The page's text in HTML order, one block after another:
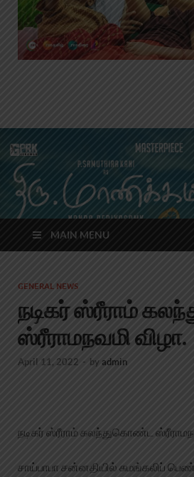
MAIN MENU
GENERAL NEWS
நடிகர் ஸ்ரீராம்
ஸ்ரீராமநவமி விழா.
April 11, 2022 - by admin
நடிகர் ஸ்ரீராம் கலந்துகொண்ட
சாய்பாபா சன்னதியில் சுமங்கலிப்